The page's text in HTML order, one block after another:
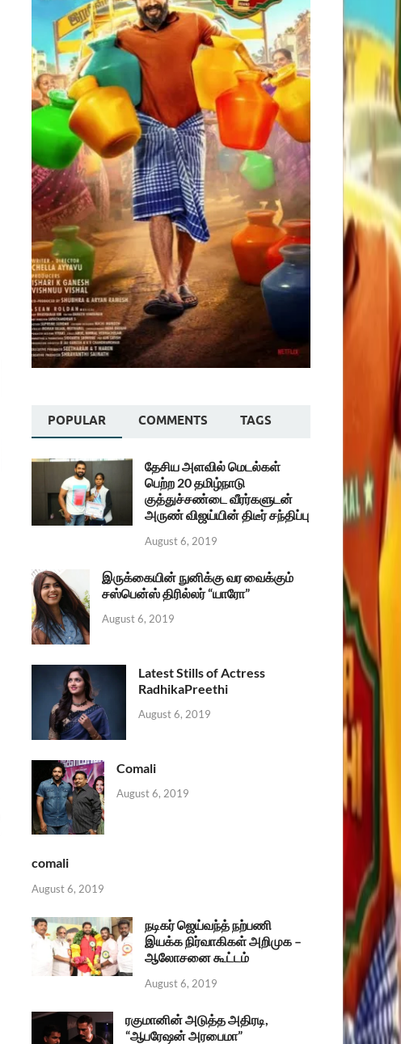
POPULAR COMMENTS TAGS
தேசிய அளவில் மெடல்கள்
பெற்ற 20 தமிழ்நாடு
குத்துச்சண்டை வீரர்களுடன்
அருண் விஜய்யின் திடீர் சந்திப்பு
August 6, 2019
இருக்கையின் நுனிக்கு வர வைக்கும்
சஸ்பென்ஸ் திரில்லர் “யாரோ”
August 6, 2019
Latest Stills of Actress
RadhikaPreethi
August 6, 2019
Comali
August 6, 2019
comali
August 6, 2019
நடிகர் ஜெய்வந்த் நற்பணி
இயக்க நிர்வாகிகள் அறிமுக –
ஆலோசனை கூட்டம்
August 6, 2019
ரகுமானின் அடுத்த அதிரடி,
“ஆபரேஷன் அரபைமா”